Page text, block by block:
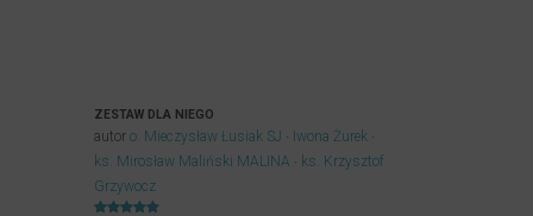
ZESTAW DLA NIEGO
autor o. Mieczysław Łusiak SJ
Iwona Żurek
ks. Mirosław Maliński MALINA
ks. Krzysztof
Grzywocz